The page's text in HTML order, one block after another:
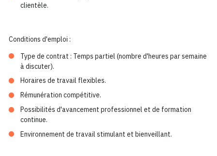
clientèle.
Conditions d'emploi :
Type de contrat : Temps partiel (nombre d'heures par semaine
à discuter).
Horaires de travail flexibles.
Rémunération compétitive.
Possibilités d'avancement professionnel et de formation
continue.
Environnement de travail stimulant et bienveillant.